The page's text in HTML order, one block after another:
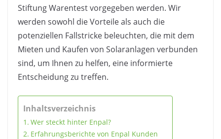
Stiftung Warentest vorgegeben werden. Wir
werden sowohl die Vorteile als auch die
potenziellen Fallstricke beleuchten, die mit dem
Mieten und Kaufen von Solaranlagen verbunden
sind, um Ihnen zu helfen, eine informierte
Entscheidung zu treffen.
Inhaltsverzeichnis
Wer steckt hinter Enpal?
Erfahrungsberichte von Enpal Kunden